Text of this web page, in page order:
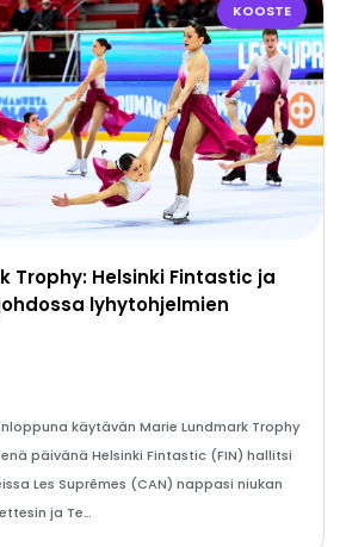
KOOSTE
Trophy: Helsinki Fintastic ja
lyhytohjelmien
käytävän Marie Lundmark Trophy
päivänä Helsinki Fintastic (FIN) hallitsi
Les Suprêmes (CAN) nappasi niukan
ja Te…